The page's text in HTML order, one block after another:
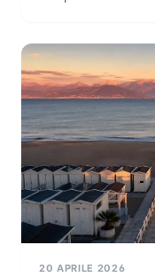
20 APRILE 2026